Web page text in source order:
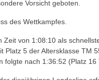
Vorsicht geboten.
des Wettkampfes.
von 1:08:10 als
5 der Altersklasse TM
folgte nach 1:36:52 (Platz 16